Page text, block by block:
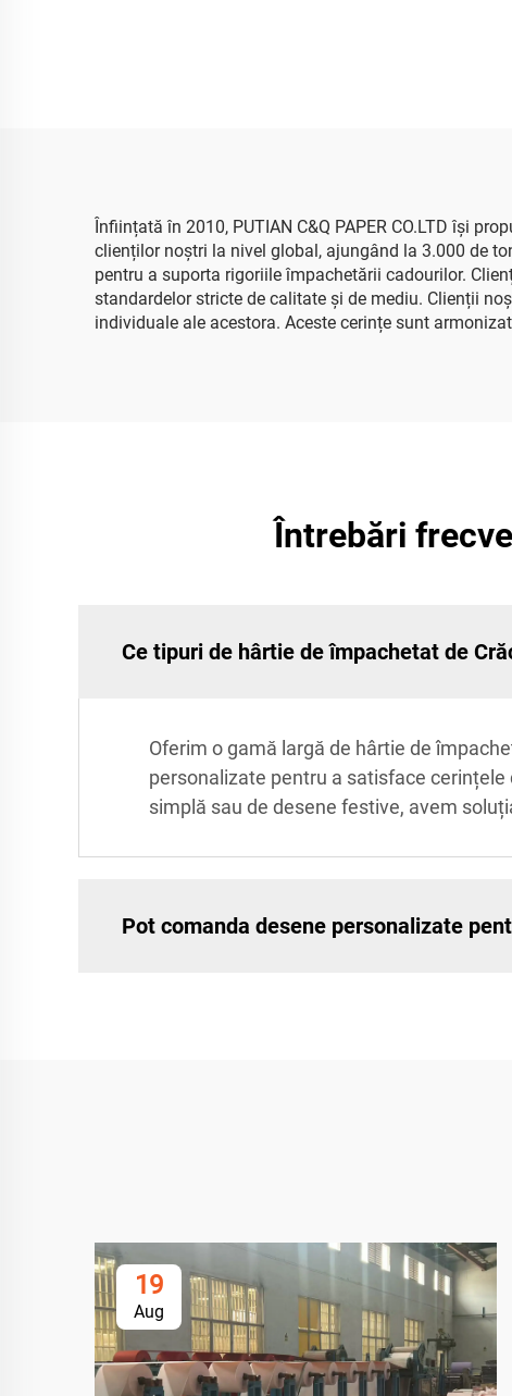
Înființată în 2010, PUTIAN C&Q PAPER CO.LTD își
clienților noștri la nivel global, ajungând la 3.000 de
pentru a suporta rigoriile împachetării cadourilor.
standardelor stricte de calitate și de mediu. Clienții
individuale ale acestora. Aceste cerințe sunt
Întrebări
Ce tipuri de hârtie de împachetat de
Oferim o gamă largă de hârtie de
personalizate pentru a satisface
simplă sau de desene festive, avem
Pot comanda desene personalizate
19
Aug